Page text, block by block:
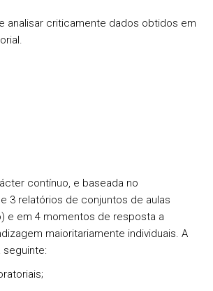
analisar criticamente dados obtidos em
contínuo, e baseada no
3 relatórios de conjuntos de aulas
e em 4 momentos de resposta a
maioritariamente individuais. A
seguinte: